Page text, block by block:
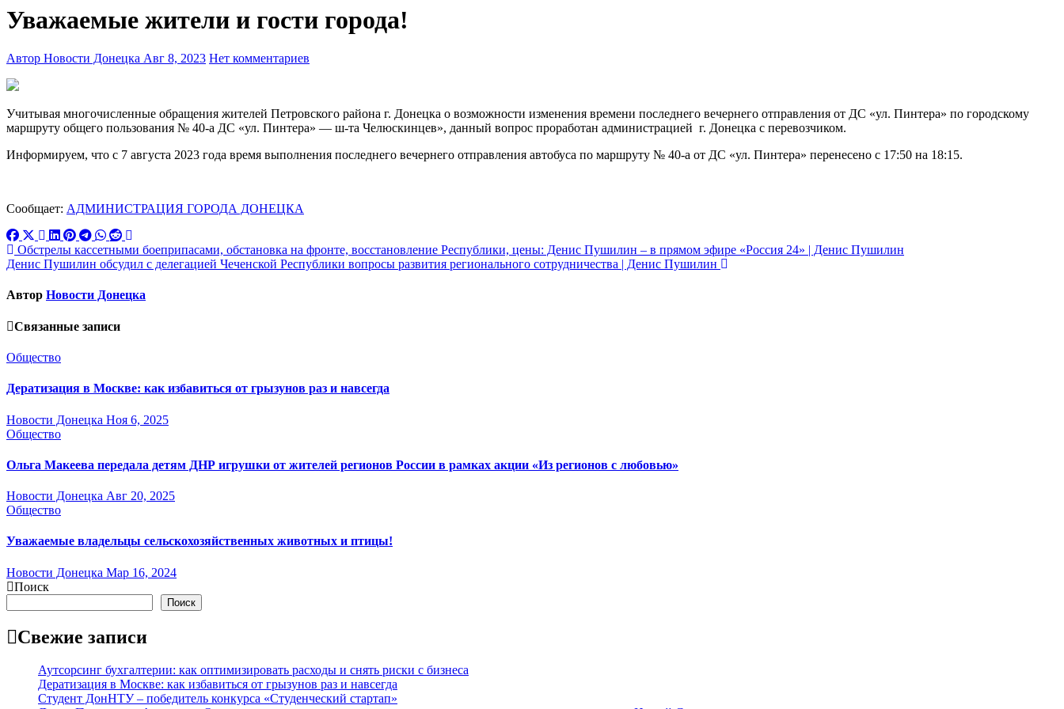
Уважаемые жители и гости города!
Автор Новости Донецка Авг 8, 2023 Нет комментариев
Учитывая многочисленные обращения жителей Петровского района г. Донецка о возможности изменения времени последнего вечернего отправления от ДС «ул. Пинтера» по городскому
маршруту общего пользования № 40-а ДС «ул. Пинтера» — ш-та Челюскинцев», данный вопрос проработан администрацией г. Донецка с перевозчиком.
Информируем, что с 7 августа 2023 года время выполнения последнего вечернего отправления автобуса по маршруту № 40-а от ДС «ул. Пинтера» перенесено с 17:50 на 18:15.
Сообщает: АДМИНИСТРАЦИЯ ГОРОДА ДОНЕЦКА
Навигация
по
записям
Обстрелы кассетными боеприпасами, обстановка на фронте, восстановление Республики, цены: Денис Пушилин – в прямом эфире «Россия 24» | Денис Пушилин
Денис Пушилин обсудил с делегацией Чеченской Республики вопросы развития регионального сотрудничества | Денис Пушилин
Автор Новости Донецка
Связанные записи
Общество
Дератизация в Москве: как избавиться от грызунов раз и навсегда
Новости Донецка Ноя 6, 2025
Общество
Ольга Макеева передала детям ДНР игрушки от жителей регионов России в рамках акции «Из регионов с любовью»
Новости Донецка Авг 20, 2025
Общество
Уважаемые владельцы сельскохозяйственных животных и птицы!
Новости Донецка Мар 16, 2024
Поиск
Поиск
Свежие записи
Аутсорсинг бухгалтерии: как оптимизировать расходы и снять риски с бизнеса
Дератизация в Москве: как избавиться от грызунов раз и навсегда
Студент ДонНТУ – победитель конкурса «Студенческий стартап»